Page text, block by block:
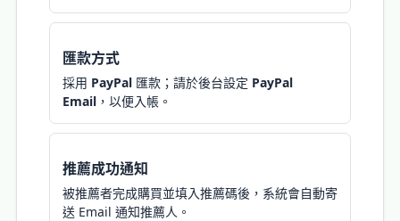
匯款方式
採用 PayPal匯款；請於後台設定 PayPal
Email，以便入帳。
推薦成功通知
被推薦者完成購買並填入推薦碼後，系統會自動寄
送 Email 通知推薦人。